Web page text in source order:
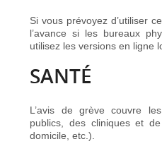
Si vous prévoyez d’utiliser
l’avance si les bureaux
utilisez les versions en ligne
SANTÉ
L’avis de grève couvre
publics, des cliniques et
domicile, etc.).